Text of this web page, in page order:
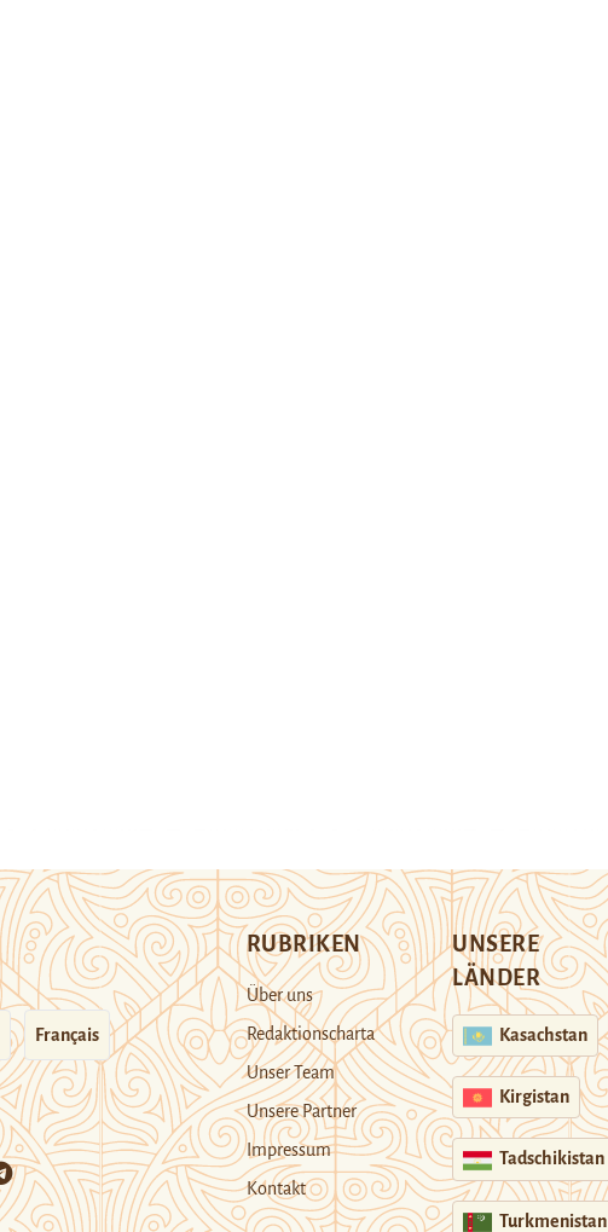
Français
RUBRIKEN
Über uns
Redaktionscharta
Unser Team
Unsere Partner
Impressum
Kontakt
UNSERE
LÄNDER
Kasachstan
Kirgistan
Tadschikistan
Turkmenistan